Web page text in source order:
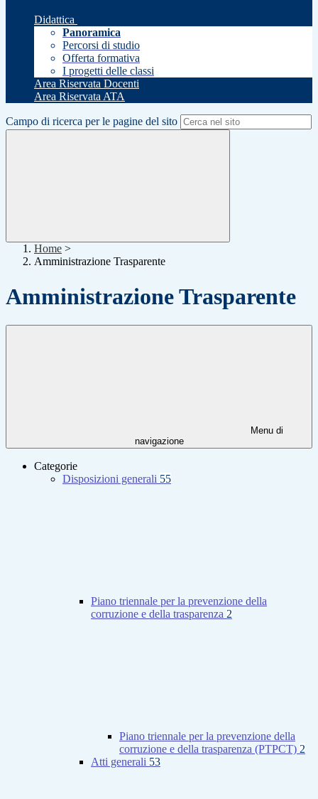
Didattica
Panoramica
Percorsi di studio
Offerta formativa
I progetti delle classi
Area Riservata Docenti
Area Riservata ATA
Campo di ricerca per le pagine del sito
Home >
Amministrazione Trasparente
Amministrazione Trasparente
Menu di
navigazione
Categorie
Disposizioni generali 55
Piano triennale per la prevenzione della
corruzione e della trasparenza 2
Piano triennale per la prevenzione della
corruzione e della trasparenza (PTPCT) 2
Atti generali 53